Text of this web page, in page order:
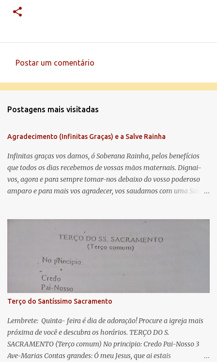
e
t
á
r
i
o
Postar um comentário
Postagens mais visitadas
Agradecimento (Infinitas Graças) e a Salve Rainha
Infinitas graças vos damos, ó Soberana Rainha, pelos benefícios
que todos os dias recebemos de vossas mãos maternais. Dignai-
vos, agora e para sempre tomar-nos debaixo do vosso poderoso
amparo e para mais vos agradecer, vos saudamos com uma Salve
lágrimas. Eia, pois, Advogada nossa, estes vossos olhos
misericordiosos a nós volvei, e depois deste desterro, mostrai-nos
Jesus. Bendito é o fruto do vosso ventre, ó clemente, ó piedosa, ó
doce e sempre Virgem Maria. Rogai por nós Santa Mãe de Deus.
Para que sejamos dignos das promessas de Cristo. Amém.
Terço do Santíssimo Sacramento
Lembrete: Quinta- feira é dia de adoração! Procure a igreja mais
próxima de você e descubra os horários. TERÇO DO S.
SACRAMENTO (Terço comum) No principio: Credo Pai-Nosso 3
Ave-Marias Contas grandes: Ó meu Jesus, que ai estais